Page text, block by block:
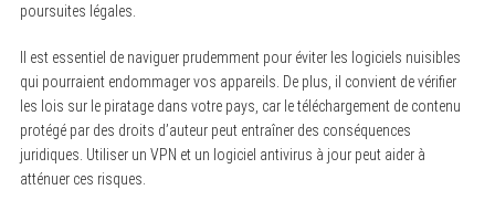
poursuites légales.
Il est essentiel de naviguer prudemment pour éviter les logiciels nuisibles
qui pourraient endommager vos appareils. De plus, il convient de vérifier
les lois sur le piratage dans votre pays, car le téléchargement de contenu
protégé par des droits d’auteur peut entraîner des conséquences
juridiques. Utiliser un VPN et un logiciel antivirus à jour peut aider à
atténuer ces risques.